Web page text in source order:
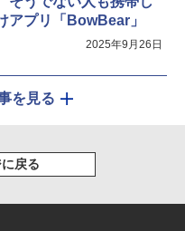
アプリ「BowBear」
2025年9月26日
を見る
戻る